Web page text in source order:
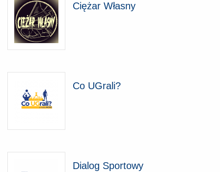
Ciężar Własny
Co UGrali?
Dialog Sportowy